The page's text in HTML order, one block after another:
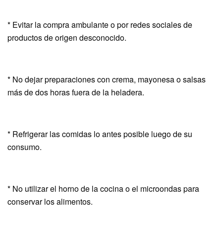
* Evitar la compra ambulante o por redes sociales de
productos de origen desconocido.
* No dejar preparaciones con crema, mayonesa o salsas
más de dos horas fuera de la heladera.
* Refrigerar las comidas lo antes posible luego de su
consumo.
* No utilizar el horno de la cocina o el microondas para
conservar los alimentos.